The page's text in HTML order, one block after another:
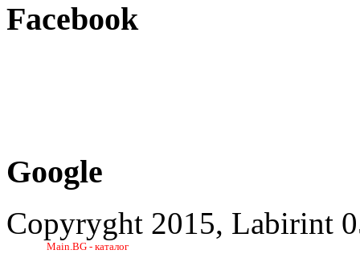
Facebook
Google
Copyryght 2015, Labirint
Main.BG - каталог